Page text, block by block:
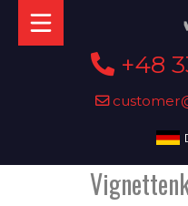
+48